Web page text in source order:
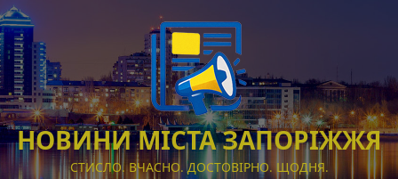
Skip
to
content
НОВИНИ МІСТА ЗАПОРІЖЖЯ
СТИСЛО. ВЧАСНО. ДОСТОВІРНО. ЩОДНЯ.